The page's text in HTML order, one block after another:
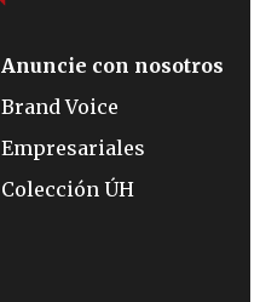
Anuncie con nosotros
Brand Voice
Empresariales
Colección ÚH